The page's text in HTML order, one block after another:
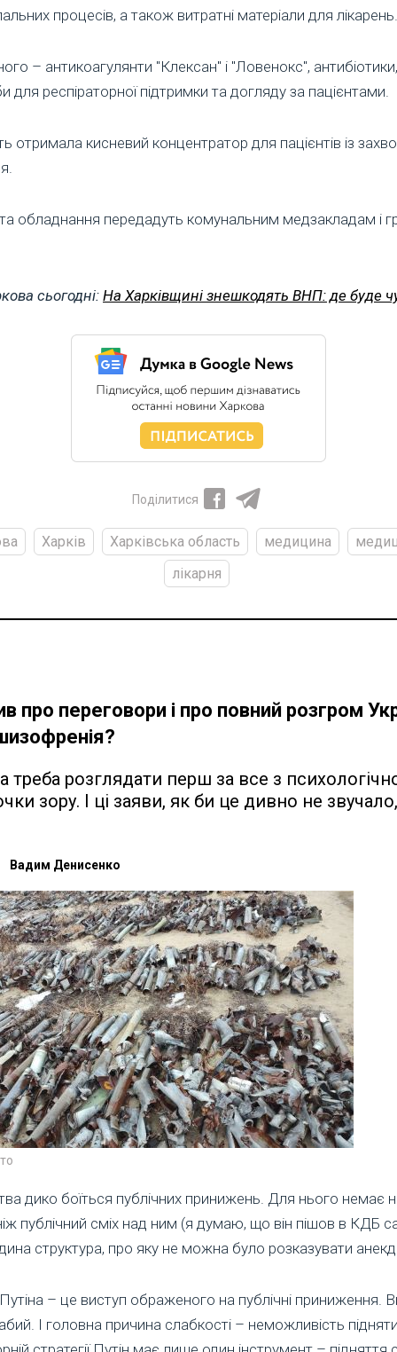
процесів, а також витратні матеріали для лікарень.
– антикоагулянти "Клексан" і "Ловенокс", антибіотики,
для респіраторної підтримки та догляду за пацієнтами.
отримала кисневий концентратор для пацієнтів із
обладнання передадуть комунальним медзакладам і
сьогодні: На Харківщині знешкодять ВНП: де буде
Поділитися
Харків Харківська область медицина
лікарня
про переговори і про повний розгром
треба розглядати перш за все з
зору. І ці заяви, як би це дивно не
Вадим Денисенко
дико боїться публічних принижень. Для нього немає
публічний сміх над ним (я думаю, що він пішов в КДБ
структура, про яку не можна було розказувати
– це виступ ображеного на публічні приниження.
І головна причина слабкості – неможливість